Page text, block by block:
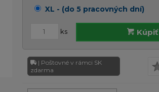
XL - (do 5 pracovných dní)
ks Kúpiť
| Poštovné v rámci SK
zdarma